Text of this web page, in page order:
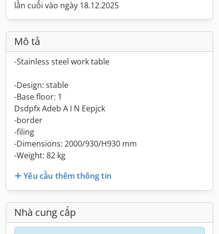
lần cuối vào ngày 18.12.2025
Mô tả
-Stainless steel work table
-Design: stable
-Base floor: 1
Dsdpfx Adeb A I N Eepjck
-border
-filing
-Dimensions: 2000/930/H930 mm
-Weight: 82 kg
Yêu cầu thêm thông tin
Nhà cung cấp